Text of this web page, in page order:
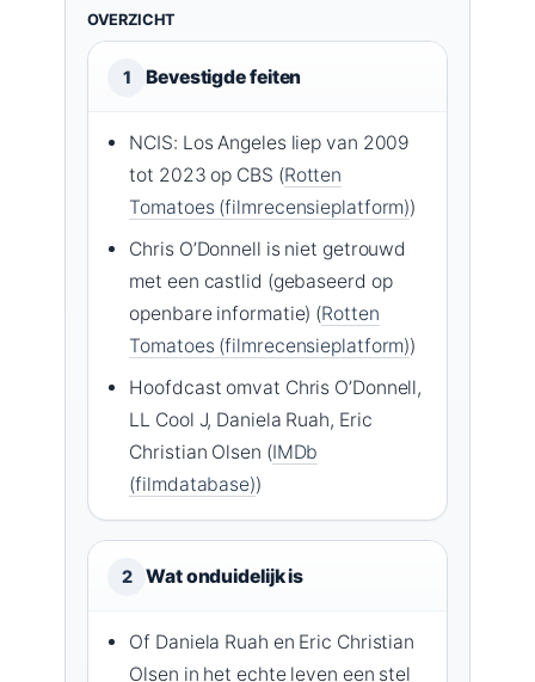
OVERZICHT
1 Bevestigde feiten
NCIS: Los Angeles liep van 2009
tot 2023 op CBS (Rotten
Tomatoes (filmrecensieplatform))
Chris O’Donnell is niet getrouwd
met een castlid (gebaseerd op
openbare informatie) (Rotten
Tomatoes (filmrecensieplatform))
Hoofdcast omvat Chris O’Donnell,
LL Cool J, Daniela Ruah, Eric
Christian Olsen (IMDb
(filmdatabase))
2 Wat onduidelijk is
Of Daniela Ruah en Eric Christian
Olsen in het echte leven een stel